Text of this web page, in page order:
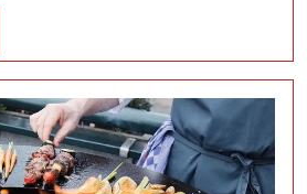
Catering
aan
Huis